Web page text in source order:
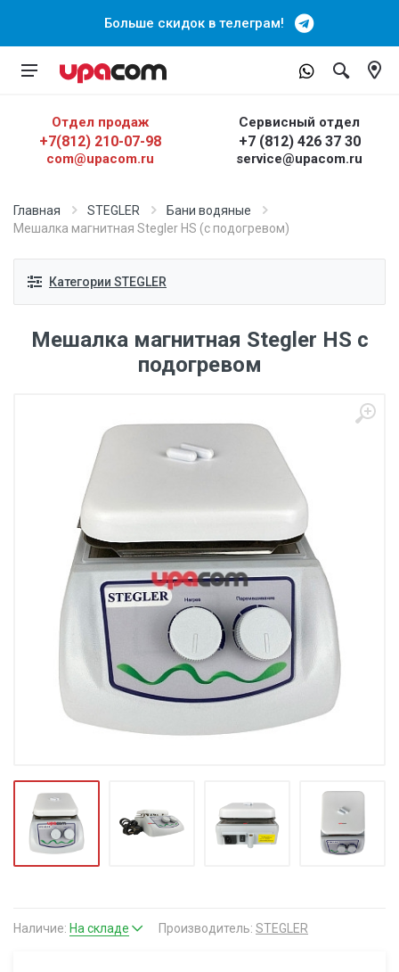
Больше скидок в телеграм!
Отдел продаж
+7(812) 210-07-98
com@upacom.ru
Сервисный отдел
+7 (812) 426 37 30
service@upacom.ru
Главная STEGLER
Бани водяные
Мешалка магнитная Stegler HS (с подогревом)
Категории STEGLER
Мешалка магнитная Stegler HS с
подогревом
Наличие: На складе Производитель: STEGLER